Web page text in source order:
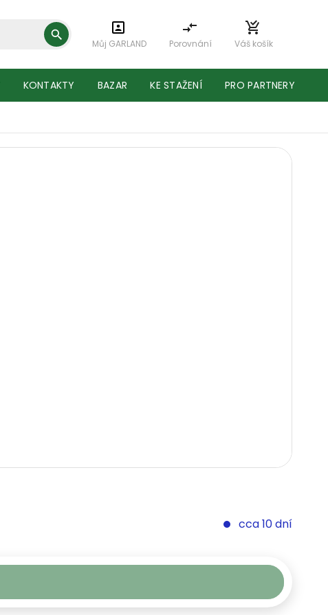
Můj GARLAND Porovnání Váš košík
KONTAKTY BAZAR KE STAŽENÍ PRO PARTNERY
cca 10 dní